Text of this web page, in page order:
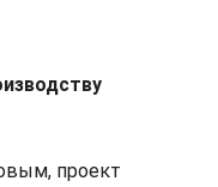
проект